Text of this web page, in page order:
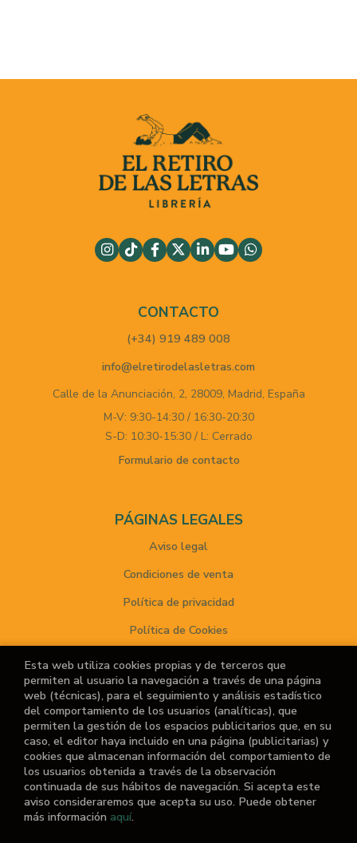
CONTACTO
(+34) 919 489 008
info@elretirodelasletras.com
Calle de la Anunciación, 2, 28009, Madrid, España
M-V: 9:30-14:30 / 16:30-20:30
S-D: 10:30-15:30 / L: Cerrado
Formulario de contacto
PÁGINAS LEGALES
Aviso legal
Condiciones de venta
Política de privacidad
Política de Cookies
ATENCIÓN AL CLIENTE
Quiénes somos
Noticias
¿No encuentras el libro que buscas?
Esta web utiliza cookies propias y de terceros que
permiten al usuario la navegación a través de una página
web (técnicas), para el seguimiento y análisis estadístico
del comportamiento de los usuarios (analíticas), que
permiten la gestión de los espacios publicitarios que, en su
caso, el editor haya incluido en una página (publicitarias) y
cookies que almacenan información del comportamiento de
los usuarios obtenida a través de la observación
continuada de sus hábitos de navegación. Si acepta este
aviso consideraremos que acepta su uso. Puede obtener
más información aquí.